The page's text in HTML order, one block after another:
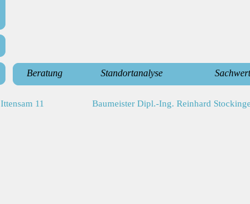
Beratung Standortanalyse
Ittensam 11 Baumeister Dipl.-Ing. Reinhard